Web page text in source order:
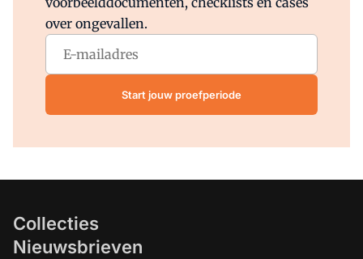
over ongevallen.
Start jouw proefperiode
Collecties
Nieuwsbrieven